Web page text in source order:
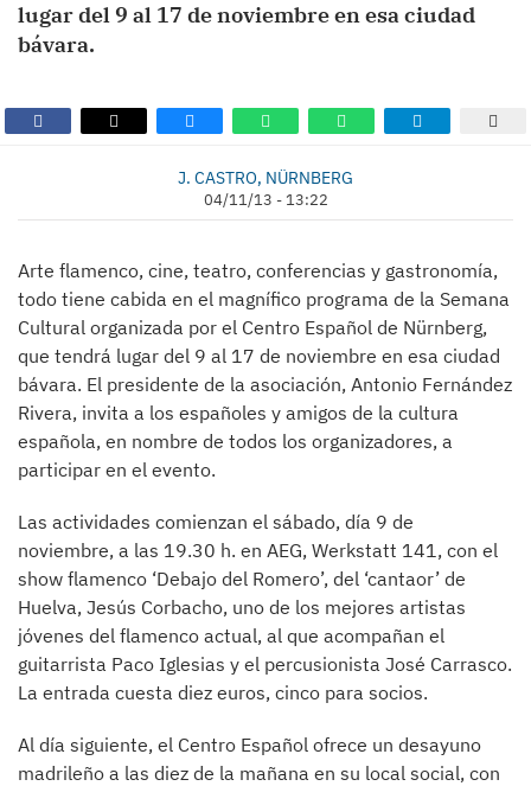
lugar del 9 al 17 de noviembre en esa ciudad
bávara.
J. CASTRO, NÜRNBERG
04/11/13 - 13:22
Arte flamenco, cine, teatro, conferencias y gastronomía,
todo tiene cabida en el magnífico programa de la Semana
Cultural organizada por el Centro Español de Nürnberg,
que tendrá lugar del 9 al 17 de noviembre en esa ciudad
bávara. El presidente de la asociación, Antonio Fernández
Rivera, invita a los españoles y amigos de la cultura
española, en nombre de todos los organizadores, a
participar en el evento.
Las actividades comienzan el sábado, día 9 de
noviembre, a las 19.30 h. en AEG, Werkstatt 141, con el
show flamenco ‘Debajo del Romero’, del ‘cantaor’ de
Huelva, Jesús Corbacho, uno de los mejores artistas
jóvenes del flamenco actual, al que acompañan el
guitarrista Paco Iglesias y el percusionista José Carrasco.
La entrada cuesta diez euros, cinco para socios.
Al día siguiente, el Centro Español ofrece un desayuno
madrileño a las diez de la mañana en su local social, con